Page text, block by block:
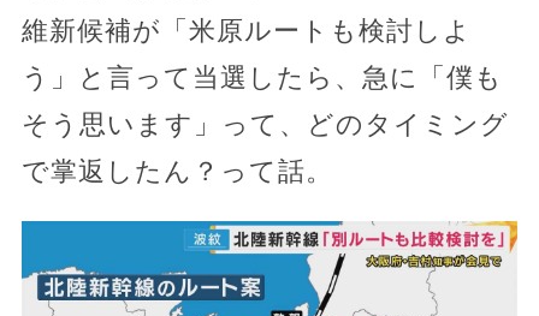
維新候補が「米原ルートも検討しよ
う」と言って当選したら、急に「僕も
そう思います」って、どのタイミング
で掌返したん？って話。